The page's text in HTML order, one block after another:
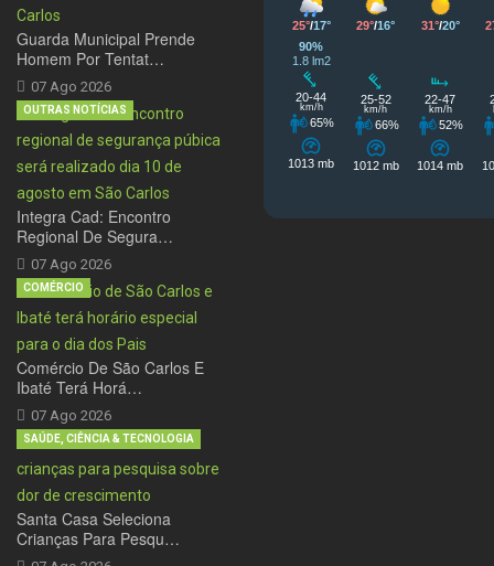
Guarda Municipal Prende
Homem Por Tentat…
07 Ago 2026
Integra Cad: Encontro
Regional De Segura…
07 Ago 2026
OUTRAS NOTÍCIAS
Comércio De São Carlos E
Ibaté Terá Horá…
07 Ago 2026
COMÉRCIO
Santa Casa Seleciona
Crianças Para Pesqu…
SAÚDE, CIÊNCIA & TECNOLOGIA